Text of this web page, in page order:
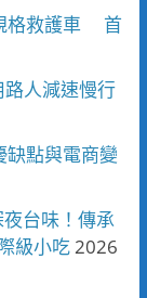
格救護車 首
人減速慢行
點與電商變
台味！傳承
級小吃2026